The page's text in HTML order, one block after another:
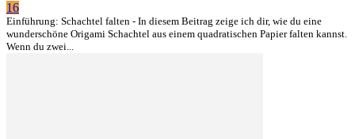
16
Einführung: Schachtel falten - In diesem Beitrag zeige ich dir, wie du eine
wunderschöne Origami Schachtel aus einem quadratischen Papier falten kannst.
Wenn du zwei...